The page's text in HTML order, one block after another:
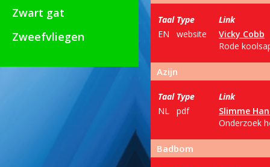
Zwart gat
Zweefvliegen
Taal Type
Link
EN
website
Vicky Cobb
Rode
Azijn
Taal Type
Link
NL
pdf
Slimme
Onderzoek
Badbom